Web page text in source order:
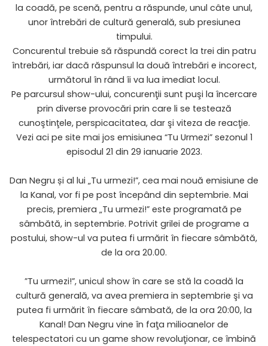
la coadă, pe scenă, pentru a răspunde, unul câte unul,
unor întrebări de cultură generală, sub presiunea
timpului.
Concurentul trebuie să răspundă corect la trei din patru
întrebări, iar dacă răspunsul la două întrebări e incorect,
următorul în rând îi va lua imediat locul.
Pe parcursul show-ului, concurenţii sunt puşi la încercare
prin diverse provocări prin care li se testează
cunoştinţele, perspicacitatea, dar şi viteza de reacţie.
Vezi aci pe site mai jos emisiunea “Tu Urmezi” sezonul 1
episodul 21 din 29 ianuarie 2023.
Dan Negru și al lui „Tu urmezi!”, cea mai nouă emisiune de
la Kanal, vor fi pe post începând din septembrie. Mai
precis, premiera „Tu urmezi!” este programată pe
sâmbătă, in septembrie. Potrivit grilei de programe a
postului, show-ul va putea fi urmărit în fiecare sâmbătă,
de la ora 20.00.
”Tu urmezi!”, unicul show în care se stă la coadă la
cultură generală, va avea premiera in septembrie şi va
putea fi urmărit în fiecare sâmbată, de la ora 20:00, la
Kanal! Dan Negru vine în faţa milioanelor de
telespectatori cu un game show revoluţionar, ce îmbină